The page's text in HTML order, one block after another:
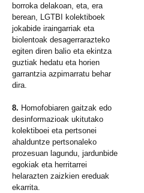
borroka delakoan, eta, era
berean, LGTBI kolektiboek
jokabide iraingarriak eta
biolentoak desagerrarazteko
egiten diren balio eta ekintza
guztiak hedatu eta horien
garrantzia azpimarratu behar
dira.
8. Homofobiaren gaitzak edo
desinformazioak ukitutako
kolektiboei eta pertsonei
ahalduntze pertsonaleko
prozesuan lagundu, jardunbide
egokiak eta herritarrei
helarazten zaizkien ereduak
ekarrita.